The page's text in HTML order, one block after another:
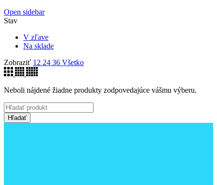
Open sidebar
Stav
V zľave
Na sklade
Zobraziť 12 24 36 Všetko
Neboli nájdené žiadne produkty zodpovedajúce vášmu výberu.
Hľadať